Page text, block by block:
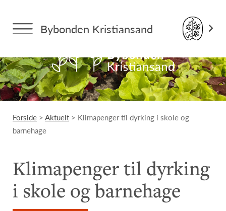
Bybonden Kristiansand
Forside >Aktuelt > Klimapenger til dyrking i skole og
barnehage
Klimapenger til dyrking
i skole og barnehage